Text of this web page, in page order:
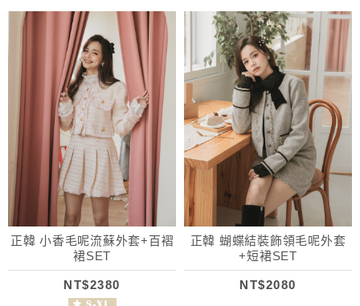
正韓 小香毛呢流蘇外套+百褶
裙SET
NT$2380
正韓 蝴蝶結裝飾領毛呢外套
+短裙SET
NT$2080